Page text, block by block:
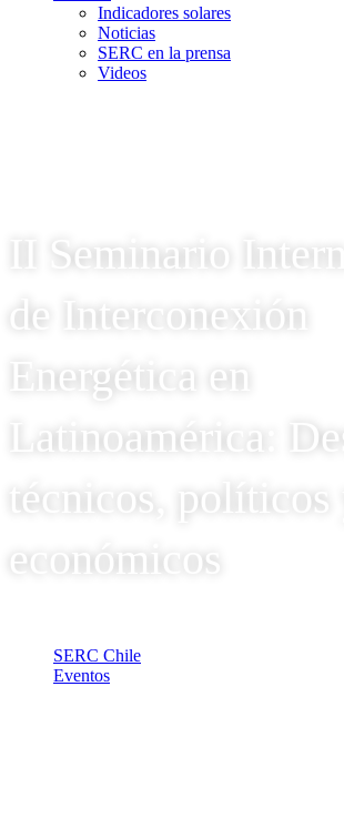
Indicadores solares
Noticias
SERC en la prensa
Videos
II Seminario
de Interconexión
Energética en
Latinoamérica:
técnicos, políticos
económicos
SERC Chile
Eventos